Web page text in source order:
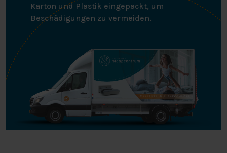
Karton und Plastik eingepackt, um
Beschädigungen zu vermeiden.